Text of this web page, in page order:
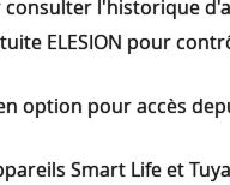
consulter l'historique
ELESION pour
option pour accès
Smart Life et Tuya